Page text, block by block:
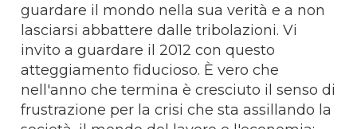
guardare il mondo nella sua verità e a non
lasciarsi abbattere dalle tribolazioni. Vi
invito a guardare il 2012 con questo
atteggiamento fiducioso. È vero che
nell'anno che termina è cresciuto il senso di
frustrazione per la crisi che sta assillando la